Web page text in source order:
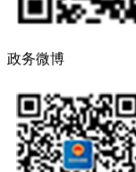
政务微博